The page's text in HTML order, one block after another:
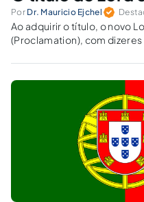
Por Dr. Mauricio Ejchel
Ao adquirir o título, o novo
(Proclamation), com
identificando o seu plot
Escócia e o direito de